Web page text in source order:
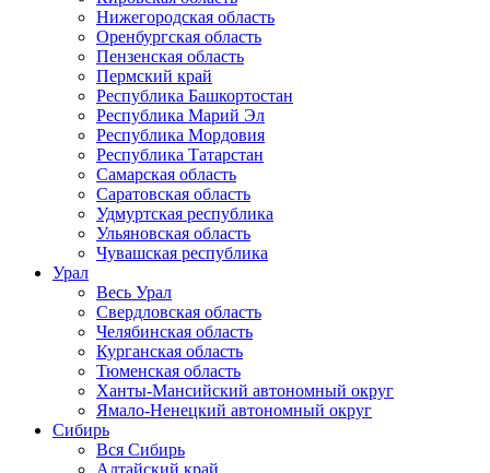
Нижегородская область
Оренбургская область
Пензенская область
Пермский край
Республика Башкортостан
Республика Марий Эл
Республика Мордовия
Республика Татарстан
Самарская область
Саратовская область
Удмуртская республика
Ульяновская область
Чувашская республика
Урал
Весь Урал
Свердловская область
Челябинская область
Курганская область
Тюменская область
Ханты-Мансийский автономный округ
Ямало-Ненецкий автономный округ
Сибирь
Вся Сибирь
Алтайский край